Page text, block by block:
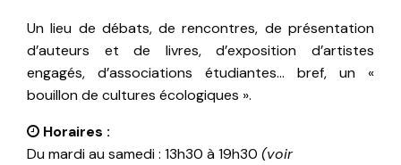
Un lieu de débats, de rencontres, de présentation
d’auteurs et de livres, d’exposition d’artistes
engagés, d’associations étudiantes… bref, un «
bouillon de cultures écologiques ».
Horaires :
Du mardi au samedi : 13h30 à 19h30 (voir